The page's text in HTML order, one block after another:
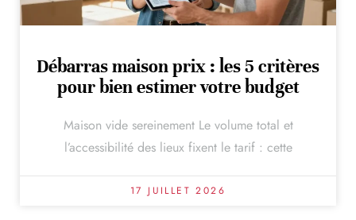
Débarras maison prix : les 5 critères
pour bien estimer votre budget
Maison vide sereinement Le volume total et
l’accessibilité des lieux fixent le tarif : cette
17 JUILLET 2026